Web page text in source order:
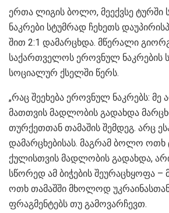
ერთა ლი­გის ბოლო, მე­ექ­ვსე ტურ­ში
ნაკ­რე­ბი სტუმ­რად ჩე­ხეთს
შით 2:1 და­მარ­ცხდა. მწერალი
საქართველოს ეროვნულ ნაკრების
სოციალურ ქსელში წერს.
„რაც შეეხება ეროვნულ ნაკრებს: მე
მათთვის მადლობის გადახდა
თურქეთთან თამაშის შემდეგ. არც
დამარცხებისას. მაგრამ ბოლო ოთხ
ქულისთვის მადლობის გადახდა,
სწორედ ამ ბიჭების შეურაცხყოფა
ოთხ თამაშში მხოლოდ
ფრაგმენტებს თუ გამოვარჩევთ.